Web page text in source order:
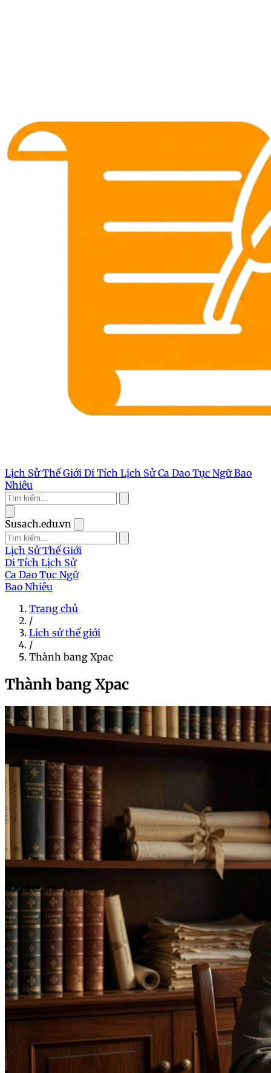
Lịch Sử Thế Giới Di Tích Lịch SửCa Dao Tục NgữBao
Nhiêu
Susach.edu.vn
Lịch Sử Thế Giới
Di Tích Lịch Sử
Ca Dao Tục Ngữ
Bao Nhiêu
Trang chủ
/
Lịch sử thế giới
/
Thành bang Xpac
Thành bang Xpac